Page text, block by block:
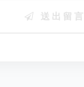
送出留言